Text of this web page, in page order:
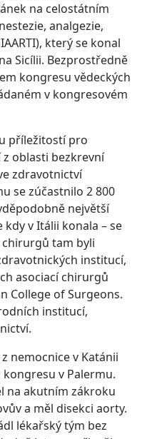
na celostátním
analgezie,
který se konal
Sicílii. Bezprostředně
kongresu vědeckých
v kongresovém
příležitostí pro
oblasti bezkrevní
zdravotnictví
se zúčastnilo 2 800
největší
v Itálii konala – se
chirurgů tam byli
institucí,
asociací chirurgů
College of Surgeons.
institucí,
nemocnice v Katánii
kongresu v Palermu.
na akutním zákroku
a měl disekci aorty.
lékařský tým bez